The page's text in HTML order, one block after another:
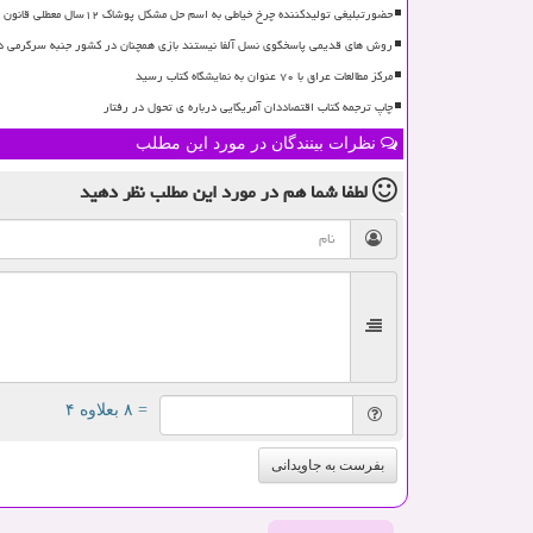
حضورتبلیغی تولیدکننده چرخ خیاطی به اسم حل مشکل پوشاک ۱۲سال معطلی قانون
روش های قدیمی پاسخگوی نسل آلفا نیستند بازی همچنان در کشور جنبه سرگرمی
مرکز مطالعات عراق با ۷۰ عنوان به نمایشگاه کتاب رسید
چاپ ترجمه کتاب اقتصاددان آمریکایی درباره ی تحول در رفتار
نظرات بینندگان در مورد این مطلب
لطفا شما همدر مورد این مطلبنظر دهید
= ۸ بعلاوه ۴
بفرست به جاویدانی